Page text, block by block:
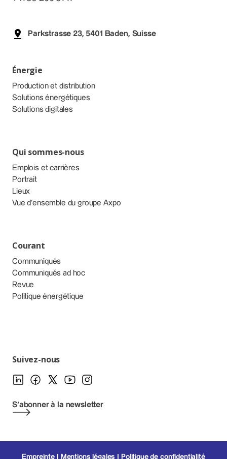
Parkstrasse 23, 5401 Baden, Suisse
Énergie
Production et distribution
Solutions énergétiques
Solutions digitales
Qui sommes-nous
Emplois et carrières
Portrait
Lieux
Vue d’ensemble du groupe Axpo
Courant
Communiqués
Communiqués ad hoc
Revue
Politique énergétique
Suivez-nous
S'abonner à la newsletter
Empreinte Mentions légales Politique de confidentialité